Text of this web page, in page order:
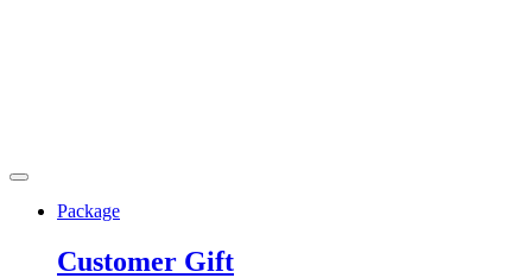
Package
Customer Gift